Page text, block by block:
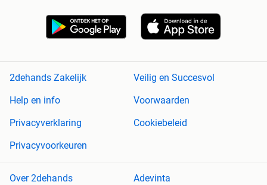
2dehands Zakelijk
Veilig en Succesvol
Help en info
Voorwaarden
Privacyverklaring
Cookiebeleid
Privacyvoorkeuren
Over 2dehands
Adevinta